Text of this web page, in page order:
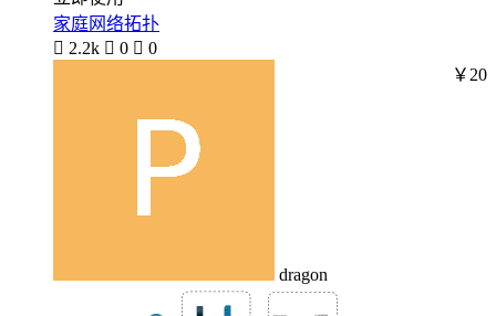
家庭网络拓扑
 2.2k  0  0
dragon
￥20